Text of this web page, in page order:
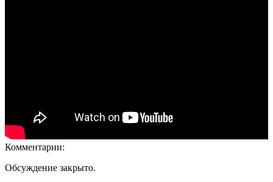
Комментарии:
Обсуждение закрыто.